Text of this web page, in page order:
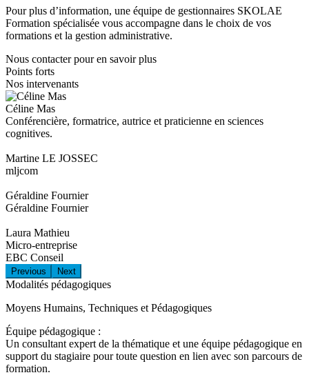
Pour plus d’information, une équipe de gestionnaires SKOLAE
Formation spécialisée vous accompagne dans le choix de vos
formations et la gestion administrative.
Nous contacter pour en savoir plus
Points forts
Nos intervenants
Céline Mas
Conférencière, formatrice, autrice et praticienne en sciences
cognitives.
Martine LE JOSSEC
mljcom
Géraldine Fournier
Géraldine Fournier
Laura Mathieu
Micro-entreprise
EBC Conseil
Previous Next
Modalités pédagogiques
Moyens Humains, Techniques et Pédagogiques
Équipe pédagogique :
Un consultant expert de la thématique et une équipe pédagogique en
support du stagiaire pour toute question en lien avec son parcours de
formation.